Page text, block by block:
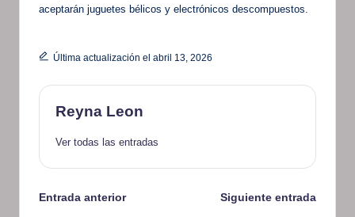
aceptarán juguetes bélicos y electrónicos descompuestos.
Última actualización el abril 13, 2026
Reyna Leon
Ver todas las entradas
Navegación
Entrada anterior Siguiente entrada